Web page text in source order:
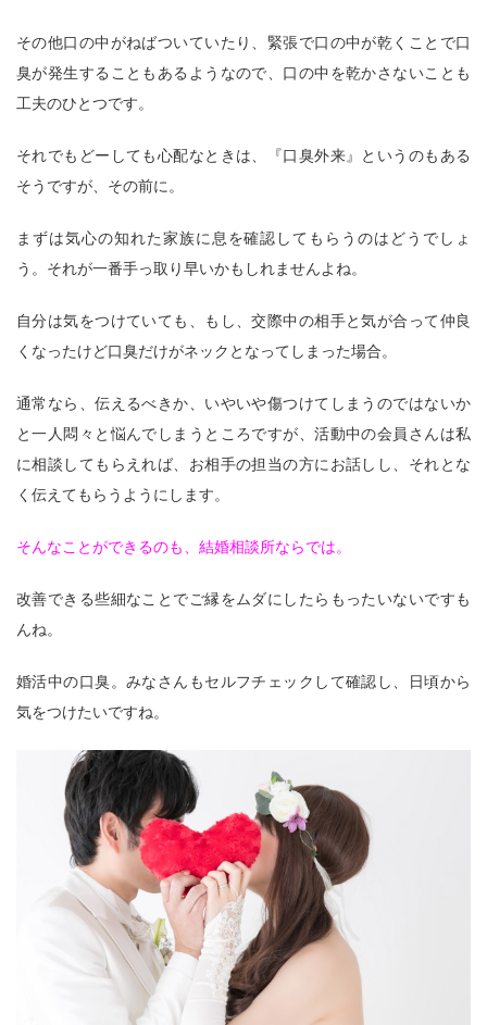
その他口の中がねばついていたり、緊張で口の中が乾くことで口
臭が発生することもあるようなので、口の中を乾かさないことも
工夫のひとつです。
それでもどーしても心配なときは、『口臭外来』というのもある
そうですが、その前に。
まずは気心の知れた家族に息を確認してもらうのはどうでしょ
う。それが一番手っ取り早いかもしれませんよね。
自分は気をつけていても、もし、交際中の相手と気が合って仲良
くなったけど口臭だけがネックとなってしまった場合。
通常なら、伝えるべきか、いやいや傷つけてしまうのではないか
と一人悶々と悩んでしまうところですが、活動中の会員さんは私
に相談してもらえれば、お相手の担当の方にお話しし、それとな
く伝えてもらうようにします。
そんなことができるのも、結婚相談所ならでは。
改善できる些細なことでご縁をムダにしたらもったいないですも
んね。
婚活中の口臭。みなさんもセルフチェックして確認し、日頃から
気をつけたいですね。